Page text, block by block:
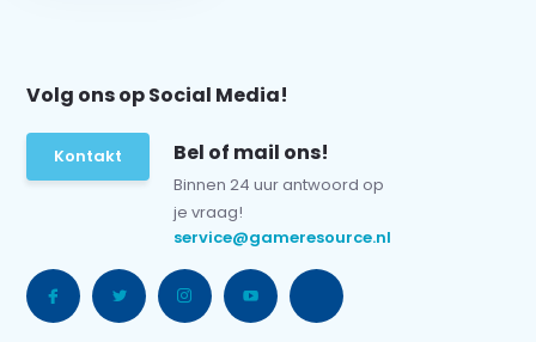
Volg ons op Social Media!
Kontakt Bel of mail ons!
Binnen 24 uur antwoord op
je vraag!
service@gameresource.nl